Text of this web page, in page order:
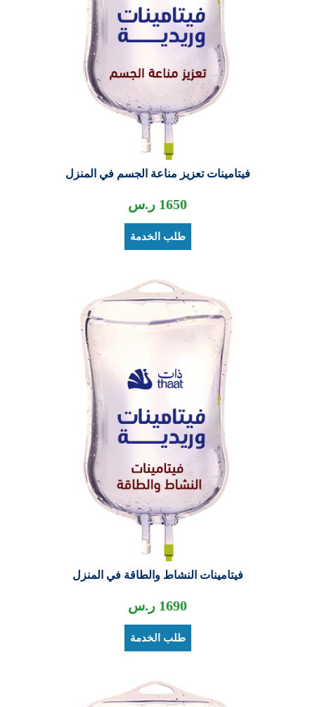
فيتامينات تعزيز مناعة الجسم في المنزل
1650 ر.س
طلب الخدمة
فيتامينات النشاط والطاقة في المنزل
1690 ر.س
طلب الخدمة